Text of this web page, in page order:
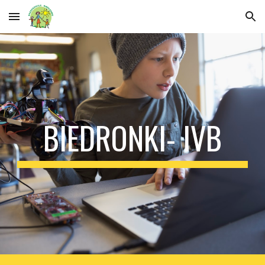
Skip to main content Skip to navigation
BIEDRONKI- IVB